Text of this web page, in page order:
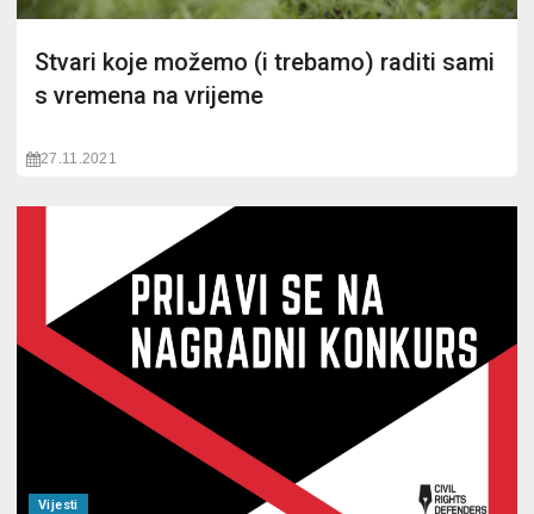
Stvari koje možemo (i trebamo) raditi sami
s vremena na vrijeme
27.11.2021
Vijesti